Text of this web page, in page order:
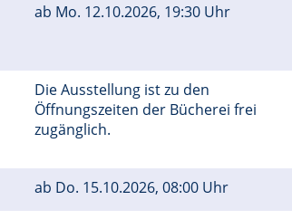
ab Mo. 12.10.2026, 19:30 Uhr
Die Ausstellung ist zu den
Öffnungszeiten der Bücherei frei
zugänglich.
ab Do. 15.10.2026, 08:00 Uhr